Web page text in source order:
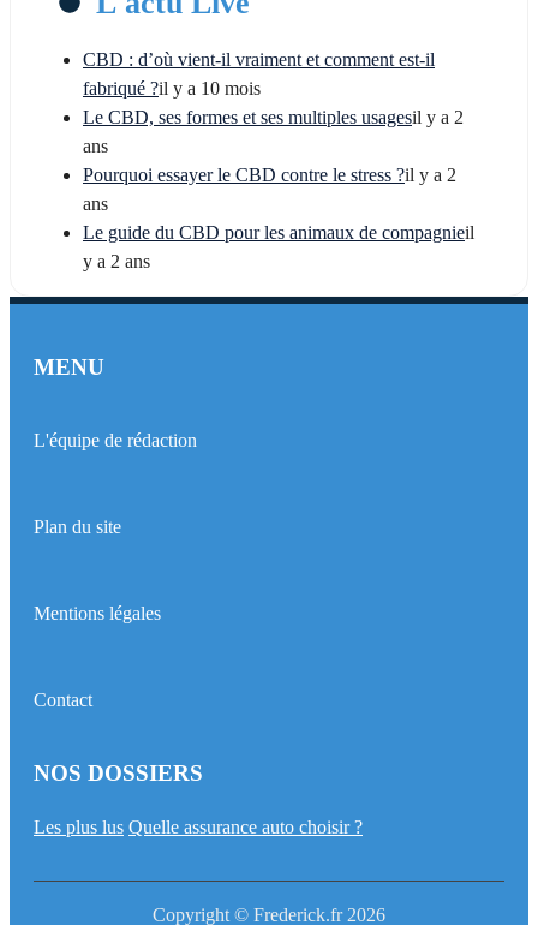
CBD : d’où vient-il vraiment et comment est-il
fabriqué ?il y a 10 mois
Le CBD, ses formes et ses multiples usagesil y a 2
ans
Pourquoi essayer le CBD contre le stress ?il y a 2
ans
Le guide du CBD pour les animaux de compagnieil
y a 2 ans
MENU
L'équipe de rédaction
Plan du site
Mentions légales
Contact
NOS DOSSIERS
Les plus lus Quelle assurance auto choisir ?
Copyright © Frederick.fr 2026